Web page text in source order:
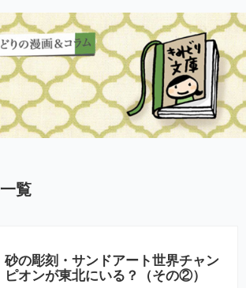
一覧
砂の彫刻・サンドアート世界チャン
ピオンが東北にいる？（その②）